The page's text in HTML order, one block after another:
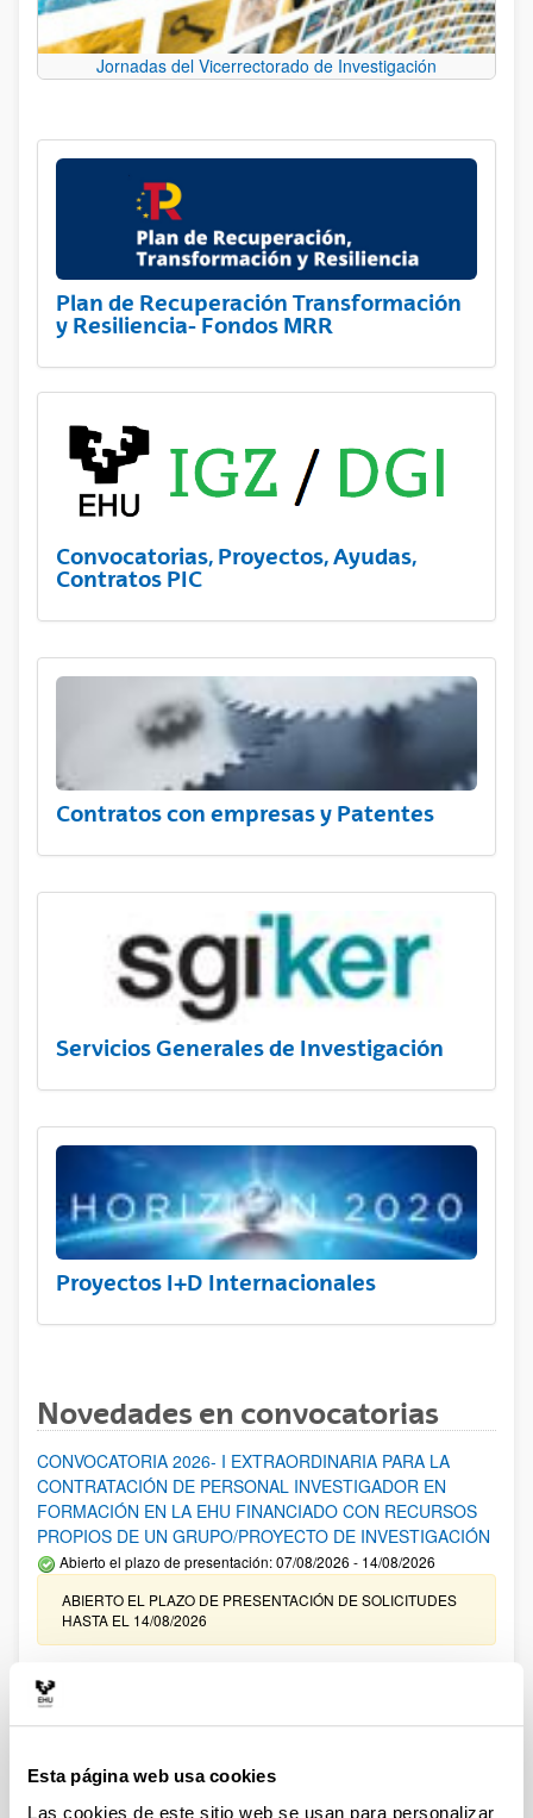
Esta página web usa cookies
Las cookies de este sitio web se usan para personalizar
Jornadas del Vicerrectorado de Investigación
Plan de Recuperación Transformación
y Resiliencia- Fondos MRR
Convocatorias, Proyectos, Ayudas,
Contratos PIC
Contratos con empresas y Patentes
Servicios Generales de Investigación
Proyectos I+D Internacionales
Novedades en convocatorias
CONVOCATORIA 2026- I EXTRAORDINARIA PARA LA
CONTRATACIÓN DE PERSONAL INVESTIGADOR EN
FORMACIÓN EN LA EHU FINANCIADO CON RECURSOS
PROPIOS DE UN GRUPO/PROYECTO DE INVESTIGACIÓN
Abierto el plazo de presentación: 07/08/2026 - 14/08/2026
ABIERTO EL PLAZO DE PRESENTACIÓN DE SOLICITUDES
HASTA EL 14/08/2026
Ayudas para financiación de la adquisición y renovación de
infraestructura científica y fondos bibliográficos en la
UPV/EHU 2026
25/03/2026: Corrección de errores del listado provisional de
solicitudes admitidas y excluidas. 23/03/2026: Relación